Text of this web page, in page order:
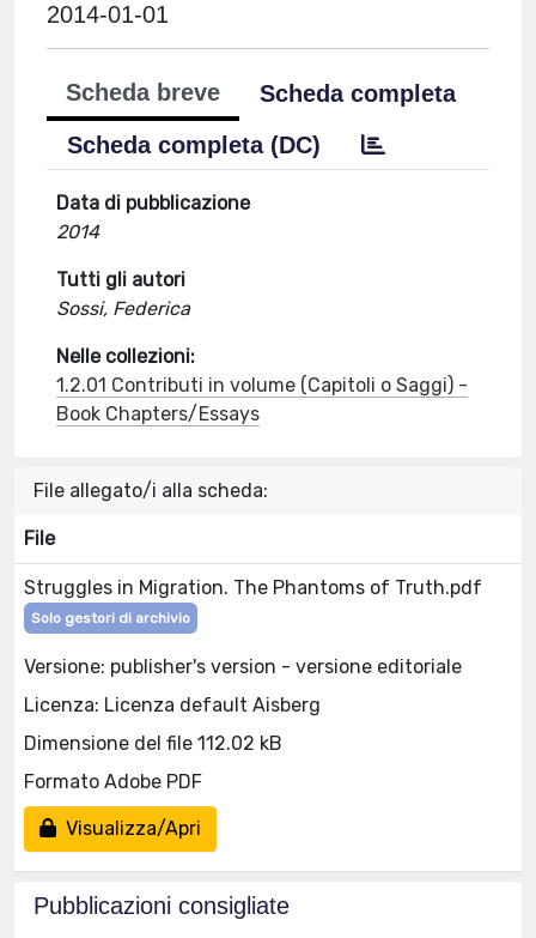
2014-01-01
Scheda breve
Scheda completa
Scheda completa (DC)
Data di pubblicazione
2014
Tutti gli autori
Sossi, Federica
Nelle collezioni:
1.2.01 Contributi in volume (Capitoli o Saggi) -
Book Chapters/Essays
File allegato/i alla scheda:
File
Struggles in Migration. The Phantoms of Truth.pdf
Solo gestori di archivio
Versione: publisher's version - versione editoriale
Licenza: Licenza default Aisberg
Dimensione del file 112.02 kB
Formato Adobe PDF
Visualizza/Apri
Pubblicazioni consigliate